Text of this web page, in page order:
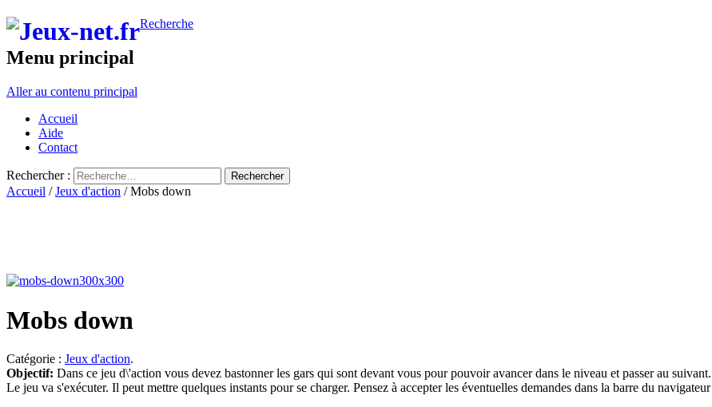
Recherche
Menu principal
Aller au contenu principal
Accueil
Aide
Contact
Rechercher :
Accueil /Jeux d'action / Mobs down
Mobs down
Catégorie : Jeux d'action.
Objectif: Dans ce jeu d\'action vous devez bastonner les gars qui sont devant vous pour pouvoir avancer dans le niveau et passer au suivant.
Le jeu va s'exécuter. Il peut mettre quelques instants pour se charger. Pensez à accepter les éventuelles demandes dans la barre du navigateur